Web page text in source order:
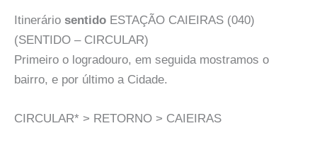
Itinerário sentido ESTAÇÃO CAIEIRAS (040)
(SENTIDO – CIRCULAR)
Primeiro o logradouro, em seguida mostramos o
bairro, e por último a Cidade.
CIRCULAR* > RETORNO > CAIEIRAS